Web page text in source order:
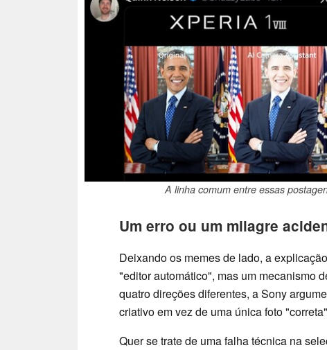
A linha comum entre essas
Um erro ou um milagre
Deixando os memes de lado, a
"editor automático", mas um mecanismo
quatro direções diferentes, a Sony
criativo em vez de uma única foto
Quer se trate de uma falha técnica na